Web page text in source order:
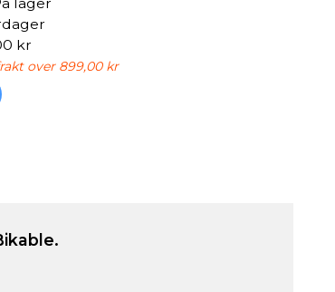
kr
over 899,00 kr